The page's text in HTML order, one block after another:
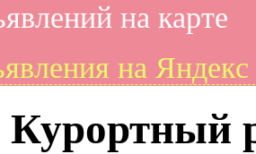
на карте
на Яндекс
Курортный